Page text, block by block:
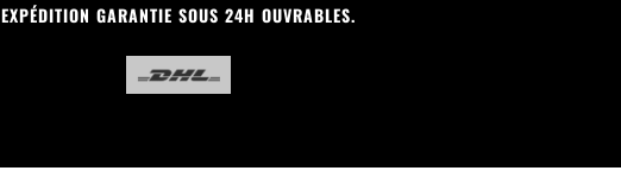
EXPÉDITION GARANTIE SOUS 24H OUVRABLES.